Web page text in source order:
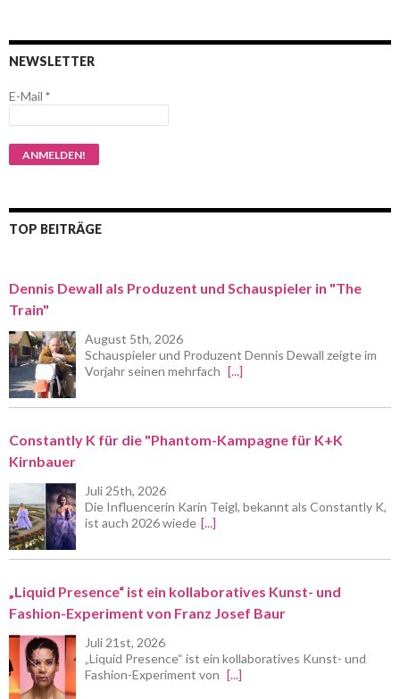
NEWSLETTER
E-Mail *
TOP BEITRÄGE
Dennis Dewall als Produzent und Schauspieler in "The
Train"
August 5th, 2026
Schauspieler und Produzent Dennis Dewall zeigte im
Vorjahr seinen mehrfach [...]
Constantly K für die "Phantom-Kampagne für K+K
Kirnbauer
Juli 25th, 2026
Die Influencerin Karin Teigl, bekannt als Constantly K,
ist auch 2026 wiede [...]
„Liquid Presence“ ist ein kollaboratives Kunst- und
Fashion-Experiment von Franz Josef Baur
Juli 21st, 2026
„Liquid Presence“ ist ein kollaboratives Kunst- und
Fashion-Experiment von [...]